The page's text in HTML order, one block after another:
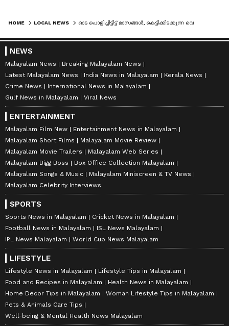
HOME LOCAL NEWS
NEWS
Malayalam News
Breaking Malayalam News
Latest Malayalam News
India News in Malayalam
Kerala News
Crime News
International News in Malayalam
Gulf News in Malayalam
Viral News
ENTERTAINMENT
Malayalam Film New
Entertainment News in Malayalam
Malayalam Short Films
Malayalam Movie Review
Malayalam Movie Trailers
Malayalam Web Series
Malayalam Bigg Boss
Box Office Collection Malayalam
Malayalam Songs & Music
Malayalam Miniscreen & TV News
Malayalam Celebrity Interviews
SPORTS
Sports News in Malayalam
Cricket News in Malayalam
Football News in Malayalam
ISL News Malayalam
IPL News Malayalam
World Cup News Malayalam
LIFESTYLE
Lifestyle News in Malayalam
Lifestyle Tips in Malayalam
Food and Recipes in Malayalam
Health News in Malayalam
Home Decor Tips in Malayalam
Woman Lifestyle Tips in Malayalam
Pets & Animals Care Tips
Well-being & Mental Health News Malayalam